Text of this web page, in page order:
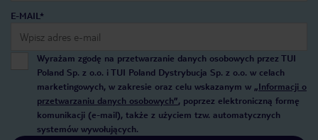
E-MAIL*
Wyrażam zgodę na przetwarzanie danych osobowych przez TUI
Poland Sp. z o.o. i TUI Poland Dystrybucja Sp. z o.o. w celach
marketingowych, w zakresie oraz celu wskazanym w „Informacji o
przetwarzaniu danych osobowych”, poprzez elektroniczną formę
komunikacji (e-mail), także z użyciem tzw. automatycznych
systemów wywołujących.